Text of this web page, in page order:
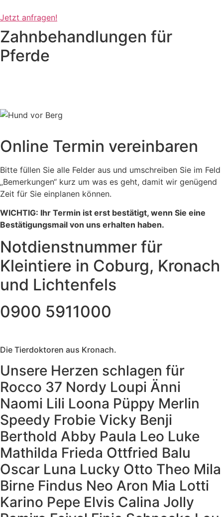
Jetzt anfragen!
Zahnbehandlungen für
Pferde
Online Termin vereinbaren
Bitte füllen Sie alle Felder aus und umschreiben Sie im Feld
„Bemerkungen“ kurz um was es geht, damit wir genügend
Zeit für Sie einplanen können.
WICHTIG: Ihr Termin ist erst bestätigt, wenn Sie eine
Bestätigungsmail von uns erhalten haben.
Notdienstnummer für
Kleintiere in Coburg, Kronach
und Lichtenfels
0900 5911000
Die Tierdoktoren aus Kronach.
Unsere Herzen schlagen für
Rocco 37 Nordy Loupi Änni
Naomi Lili Loona Püppy Merlin
Speedy Frobie Vicky Benji
Berthold Abby Paula Leo Luke
Mathilda Frieda Ottfried Balu
Oscar Luna Lucky Otto Theo Mila
Birne Findus Neo Aron Mia Lotti
Karino Pepe Elvis Calina Jolly